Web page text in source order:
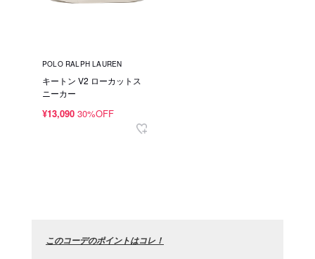
POLO RALPH LAUREN
キートン V2 ローカットス
ニーカー
¥13,090 30%OFF
このコーデのポイントはコレ！